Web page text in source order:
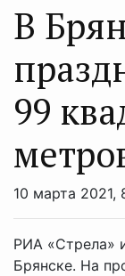
В
99
10 марта 2021,
РИА «Стрела»
Брянске. На